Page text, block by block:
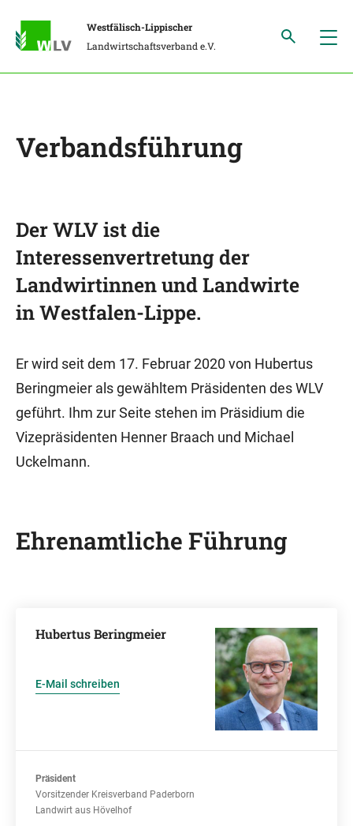
Westfälisch-Lippischer
Landwirtschaftsverband e.V.
Verbandsführung
Der WLV ist die
Interessenvertretung der
Landwirtinnen und Landwirte
in Westfalen-Lippe.
Er wird seit dem 17. Februar 2020 von Hubertus
Beringmeier als gewähltem Präsidenten des WLV
geführt. Ihm zur Seite stehen im Präsidium die
Vizepräsidenten Henner Braach und Michael
Uckelmann.
Ehrenamtliche Führung
Hubertus Beringmeier
E-Mail schreiben
Präsident
Vorsitzender Kreisverband Paderborn
Landwirt aus Hövelhof